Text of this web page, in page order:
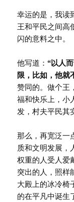
幸运的是，我读
王和平民之间高
闪的意料之中。
他写道：“以人
限，比如，他就
赞同的。做个王
福和快乐上，小
发，村夫平民其
那么，再宽泛一
质和文明发展，
权重的人受人爱
突出的人，照样
大殿上的冰冷椅
的在平凡中诞生